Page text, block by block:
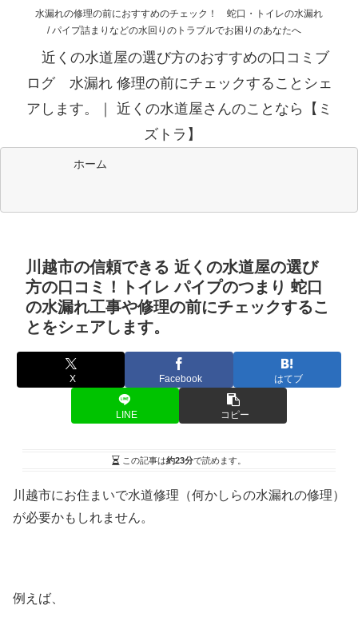
水漏れの修理の前におすすめのチェック！ 蛇口・トイレの水漏れ
/ パイプ詰まりなどの水回りのトラブルでお困りのあなたへ
近くの水道屋の選び方のおすすめの口コミブ
ログ 水漏れ 修理の前にチェックすることシェ
アします。｜ 近くの水道屋さんのことなら【ミ
ズトラ】
ホーム
川越市の信頼できる 近くの水道屋の選び
方の口コミ！トイレ パイプのつまり 蛇口
の水漏れ工事や修理の前にチェックするこ
とをシェアします。
X Facebook はてブ
LINE コピー
この記事は約23分で読めます。
川越市にお住まいで水道修理（何かしらの水漏れの修理）
が必要かもしれません。
例えば、